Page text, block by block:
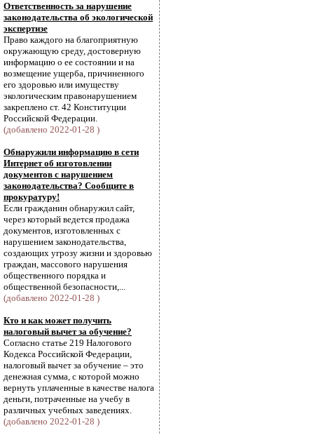
Ответственность за нарушение
законодательства об экологической
экспертизе
Право каждого на благоприятную
окружающую среду, достоверную
информацию о ее состоянии и на
возмещение ущерба, причиненного
его здоровью или имуществу
экологическим правонарушением
закреплено ст. 42 Конституции
Российской Федерации.
(добавлено 2022-01-28 )
Обнаружили информацию в сети
Интернет об изготовлении
документов с нарушением
законодательства? Сообщите в
прокуратуру!
Если гражданин обнаружил сайт,
через который ведется продажа
документов, изготовленных с
нарушением законодательства,
создающих угрозу жизни и здоровью
граждан, массового нарушения
общественного порядка и
общественной безопасности,...
(добавлено 2022-01-28 )
Кто и как может получить
налоговый вычет за обучение?
Согласно статье 219 Налогового
Кодекса Российской Федерации,
налоговый вычет за обучение – это
денежная сумма, с которой можно
вернуть уплаченные в качестве налога
деньги, потраченные на учебу в
различных учебных заведениях.
(добавлено 2022-01-28 )